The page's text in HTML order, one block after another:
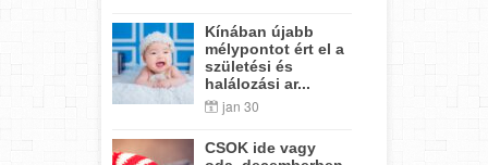
Kínában újabb
mélypontot ért el a
születési és
halálozási ar...
jan 30
CSOK ide vagy